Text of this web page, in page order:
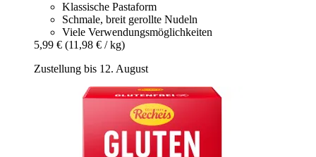
Klassische Pastaform
Schmale, breit gerollte Nudeln
Viele Verwendungsmöglichkeiten
5,99 € (11,98 € / kg)
Zustellung bis 12. August